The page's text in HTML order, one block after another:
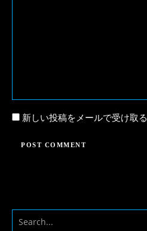
新しい投稿をメールで受け取る